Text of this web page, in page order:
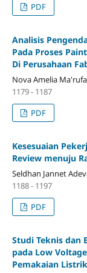
PDF
Analisis
Pada Proses
Di Perusahaan
Nova Amelia
1179 - 1187
PDF
Kesesuaian
Review menuju
Seldhan Jannet
1188 - 1197
PDF
Studi Teknis dan
pada Low
Pemakaian